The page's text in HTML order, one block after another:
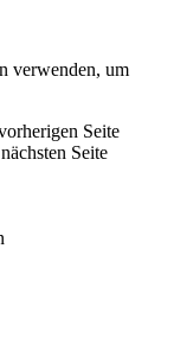
verwenden, um
Seite
Seite